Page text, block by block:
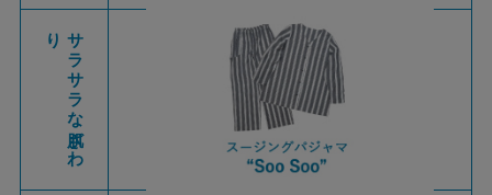
サ
ラ
サ
ラ
な
肌ざ
わ
り